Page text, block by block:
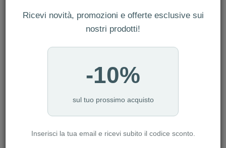
TW1858
Ricevi novità, promozioni e offerte esclusive sui
nostri prodotti!
-10%
sul tuo prossimo acquisto
Inserisci la tua email e ricevi subito il codice sconto.